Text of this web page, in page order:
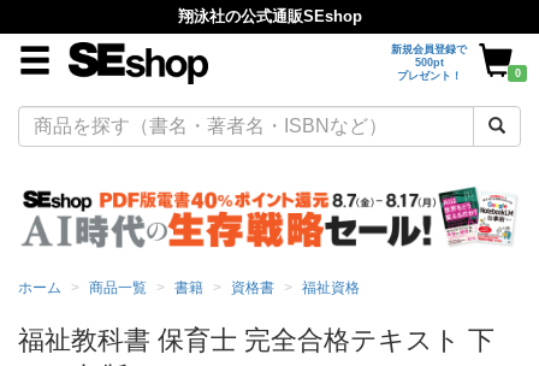
翔泳社の公式通販SEshop
新規会員登録で
500pt
プレゼント！
0
ホーム 商品一覧 書籍 資格書 福祉資格
福祉教科書 保育士 完全合格テキスト 下